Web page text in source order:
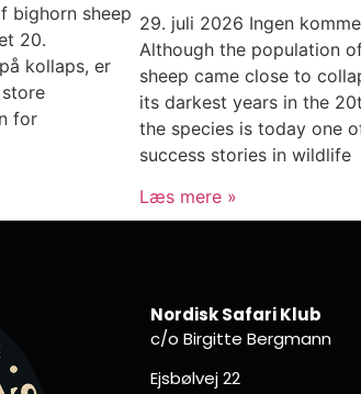
bighorn sheep
20.
kollaps, er
for
29. juli 2026 Ingen
Although the population
sheep came close to
its darkest years in the
the species is today one
success stories in wildlife
Læs mere »
Nordisk Safari Klub
c/o Birgitte Bergmann
Ejsbølvej 22